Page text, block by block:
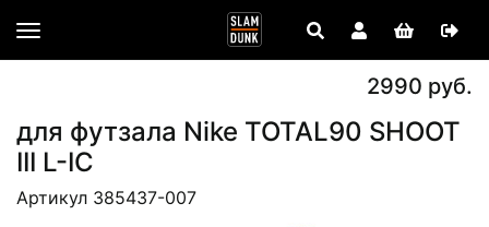
2990 руб.
для футзала Nike TOTAL90 SHOOT
III L-IC
Артикул 385437-007